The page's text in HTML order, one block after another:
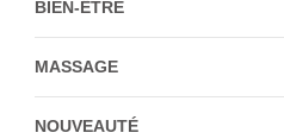
BIEN-ÊTRE
MASSAGE
NOUVEAUTÉ